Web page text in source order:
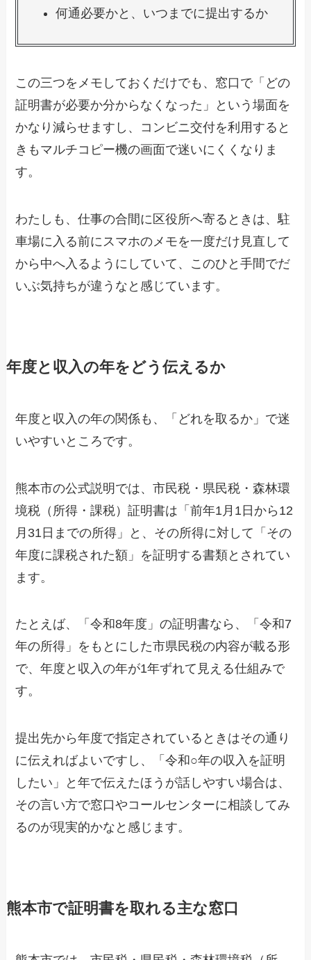
何通必要かと、いつまでに提出するか
この三つをメモしておくだけでも、窓口で「どの
証明書が必要か分からなくなった」という場面を
かなり減らせますし、コンビニ交付を利用すると
きもマルチコピー機の画面で迷いにくくなりま
す。
わたしも、仕事の合間に区役所へ寄るときは、駐
車場に入る前にスマホのメモを一度だけ見直して
から中へ入るようにしていて、このひと手間でだ
いぶ気持ちが違うなと感じています。
年度と収入の年をどう伝えるか
年度と収入の年の関係も、「どれを取るか」で迷
いやすいところです。
熊本市の公式説明では、市民税・県民税・森林環
境税（所得・課税）証明書は「前年1月1日から12
月31日までの所得」と、その所得に対して「その
年度に課税された額」を証明する書類とされてい
ます。
たとえば、「令和8年度」の証明書なら、「令和7
年の所得」をもとにした市県民税の内容が載る形
で、年度と収入の年が1年ずれて見える仕組みで
す。
提出先から年度で指定されているときはその通り
に伝えればよいですし、「令和○年の収入を証明
したい」と年で伝えたほうが話しやすい場合は、
その言い方で窓口やコールセンターに相談してみ
るのが現実的かなと感じます。
熊本市で証明書を取れる主な窓口